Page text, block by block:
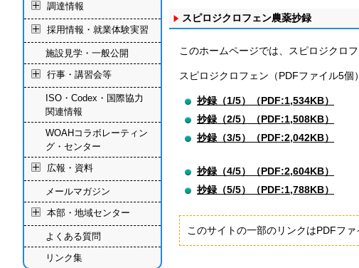
スピロジクロフェン農薬抄録
このホームページでは、スピロジクロ
スピロジクロフェン（PDFファイル5個
抄録（1/5）（PDF:1,534KB）
抄録（2/5）（PDF:1,508KB）
抄録（3/5）（PDF:2,042KB）
抄録（4/5）（PDF:2,604KB）
抄録（5/5）（PDF:1,788KB）
このサイトの一部のリンクはPDFフ
調達情報
採用情報・就業体験実習
施設見学・一般公開
行事・講習会等
ISO・Codex・国際協力
関連情報
WOAHコラボレーティン
グ・センター
広報・資料
メールマガジン
本部・地域センター
よくある質問
リンク集